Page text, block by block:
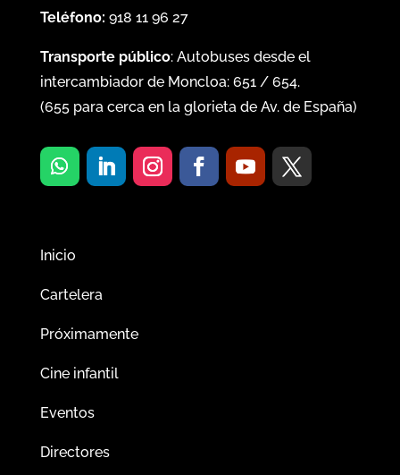
Teléfono: 918 11 96 27
Transporte público: Autobuses desde el
intercambiador de Moncloa: 651/ 654.
(655para cerca en la glorieta de Av. de España)
Inicio
Cartelera
Próximamente
Cine infantil
Eventos
Directores